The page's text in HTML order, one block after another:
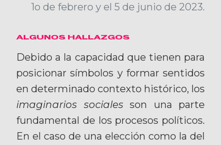
1o de febrero y el 5 de junio de 2023.
ALGUNOS HALLAZGOS
Debido a la capacidad que tienen para
posicionar símbolos y formar sentidos
en determinado contexto histórico, los
imaginarios socialesson una parte
fundamental de los procesos políticos.
En el caso de una elección como la del